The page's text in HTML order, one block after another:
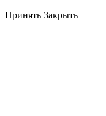
Принять Закрыть